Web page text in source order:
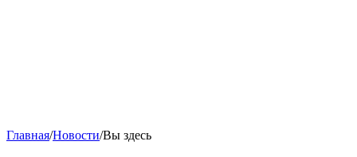
Главная/Новости/Вы здесь